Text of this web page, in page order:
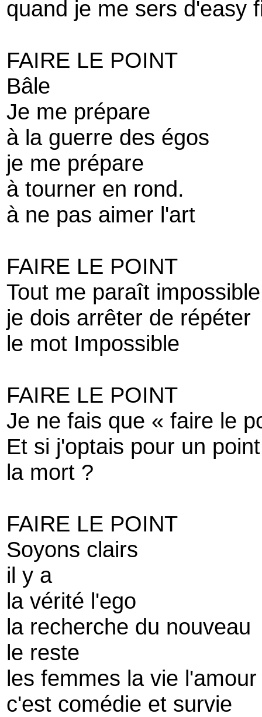
quand je me sers d'easy
FAIRE LE POINT
Bâle
Je me prépare
à la guerre des égos
je me prépare
à tourner en rond.
à ne pas aimer l'art
FAIRE LE POINT
Tout me paraît impossible
je dois arrêter de répéter
le mot Impossible
FAIRE LE POINT
Je ne fais que « faire le
Et si j'optais pour un
la mort ?
FAIRE LE POINT
Soyons clairs
il y a
la vérité l'ego
la recherche du nouveau
le reste
les femmes la vie l'amour
c'est comédie et survie